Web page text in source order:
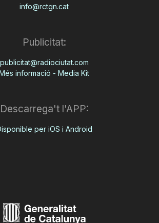
info@rctgn.cat
Publicitat:
publicitat@radiociutat.com
informació - Media Kit
Descarrega't l'APP:
per iOS i Android